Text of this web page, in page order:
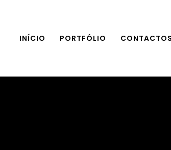
INÍCIO PORTFÓLIO CONTACTOS